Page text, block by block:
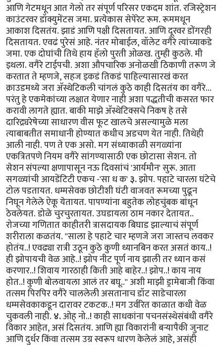
आणि गेटमधून आत गेलो तर संपूर्ण परिसर एकदम शांत. रजिस्ट्रेशन
काउंटरवर डॉक्युमेंटस जमा. प्रत्येकास सेपेरेट रूम. रूममधून
आकाश दिसतंय. झाडं आणि पक्षी दिसतायत. आणि दूरवर डोंगरही
दिसतायत. एवढं पुरेसं आहे. नंतर मोबाईल, वॉलेट वगैरे त्यांच्याकडे
जमा. एक दोघांची तिथे हाय हॅलो पुरती ओळख. तुम्ही कुठले. मी
इथला. वगैरे टाईपची. अशा औपचारिक अनोळखी ठिकाणी तरूण जे
करतात ते म्हणजे, सहज इकडं तिकडं पाहिल्यासारखं करत
क्राउडमध्ये जरा ॲस्थेटिकली चांगलं कुठे काही दिसतंय का वगैरे...
परंतु हे एकमेकांच्या लक्षात येणार नाही अशा पद्धतीची कसरत फार
करावी लागते ह्यात. बाकी माझे ॲस्थेटिक्सचे निकष हे तसे
दारिद्र्यरेषेच्या साधारण वीस फूट खालचे असल्यामुळे मला
त्याबाबतीत समाधानी होण्यात कधीच अडचण येत नाही. तिथेही
आली नाही. पण ते एक असो. मग संध्याकाळी सगळ्यांना
एकत्रितपणे नियम वगैरे सांगण्यासाठी एक छोटासा सेशन. तो
सेशन संपल्या क्षणापासून नऊ दिवसांचं 'आर्यमौन' सुरू. आता
सगळ्यांची आयडेंटिटी एकच -'सा ध क'३.झोप. पहाटे चारला घंटेचे
टोल पडतायत. धम्मसेवक छोटीशी घंटी वाजवत रूमच्या पुढून
निघून गेलेले ऐकू येतायत. पापण्यांना बहुतेक लोहचुंबक बांधून
ठेवलेयत. डोळे चुरचुरतायत. उघडायला ठाम नकार देतायत..
रोजच्या गणितात काहीतरी त्रासदायक बिघाड झाल्याचं संपूर्ण
शरीराला कळतंय. ''साला हे पहाटे चार म्हणजे जरा जास्तच लवकर
होतंय..! एवढ्या रात्री उठून कुठे कुणी ध्यानबिन करत असतं काय..!
ही झोपायची वेळ आहे..! झोप नीट पूर्ण नाय झाली तर ध्यान कसं
करणार..! शिवाय गारठाही किती आहे बाहेर..! झोप..! काय नाय
होत..! कुणी बोलवायला आलं तर बघू..'' अशी माझी ड्रामेबाजी किंवा
तत्सम पिरपिर वगैरे चाललेली असतानाच डॉट साडेचारला
धम्मसेवकाकडून दारावर टकटक..! मग उर्वरित काळात कधी वेळ
चुकवली नाही.४.ओह् नो..! काही साधकांना पचनसंस्थेसंबंधी वगैरे
विकार आहेत, असं दिसतंय. आणि ह्या विकारांनी बऱ्यापैकी जुनाट
आणि दुर्धर किंवा तत्सम उग्र स्वरूप धारण केलेलं आहे, असंही